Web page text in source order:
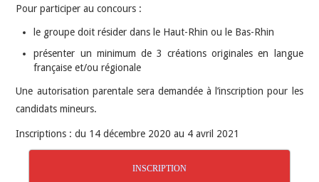
Pour participer au concours :
le groupe doit résider dans le Haut-Rhin ou le Bas-Rhin
présenter un minimum de 3 créations originales en langue
française et/ou régionale
Une autorisation parentale sera demandée à l’inscription pour les
candidats mineurs.
Inscriptions : du 14 décembre 2020 au 4 avril 2021
INSCRIPTION